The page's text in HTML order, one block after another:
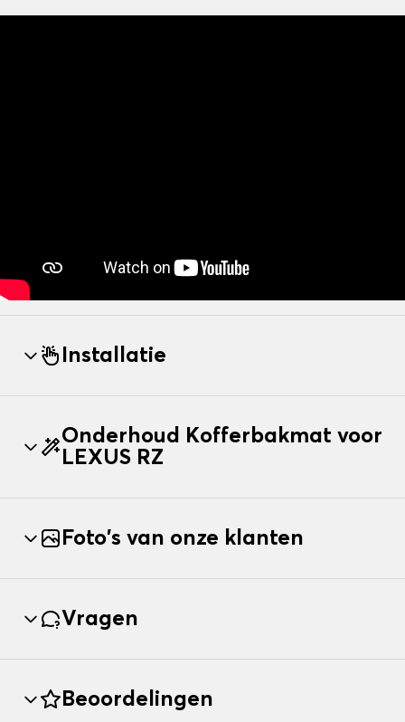
Installatie
Onderhoud Kofferbakmat voor
LEXUS RZ
Foto's van onze klanten
Vragen
Beoordelingen